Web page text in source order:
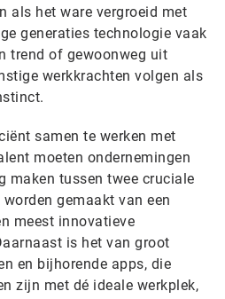
als het ware vergroeid met
generaties technologie vaak
trend of gewoonweg uit
werkkrachten volgen als
samen te werken met
moeten ondernemingen
maken tussen twee cruciale
gemaakt van een
meest innovatieve
is het van groot
en bijhorende apps, die
zijn met dé ideale werkplek,